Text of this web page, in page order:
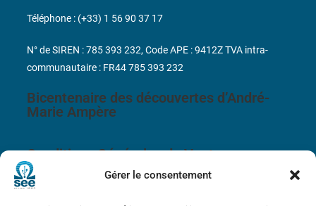
Gérer le consentement
Bicentenaire des découvertes d’André-
Marie Ampère
Conditions Générales de Vente
Téléphone : (+33) 1 56 90 37 17
N° de SIREN : 785 393 232, Code APE : 9412Z TVA intra-
communautaire : FR44 785 393 232